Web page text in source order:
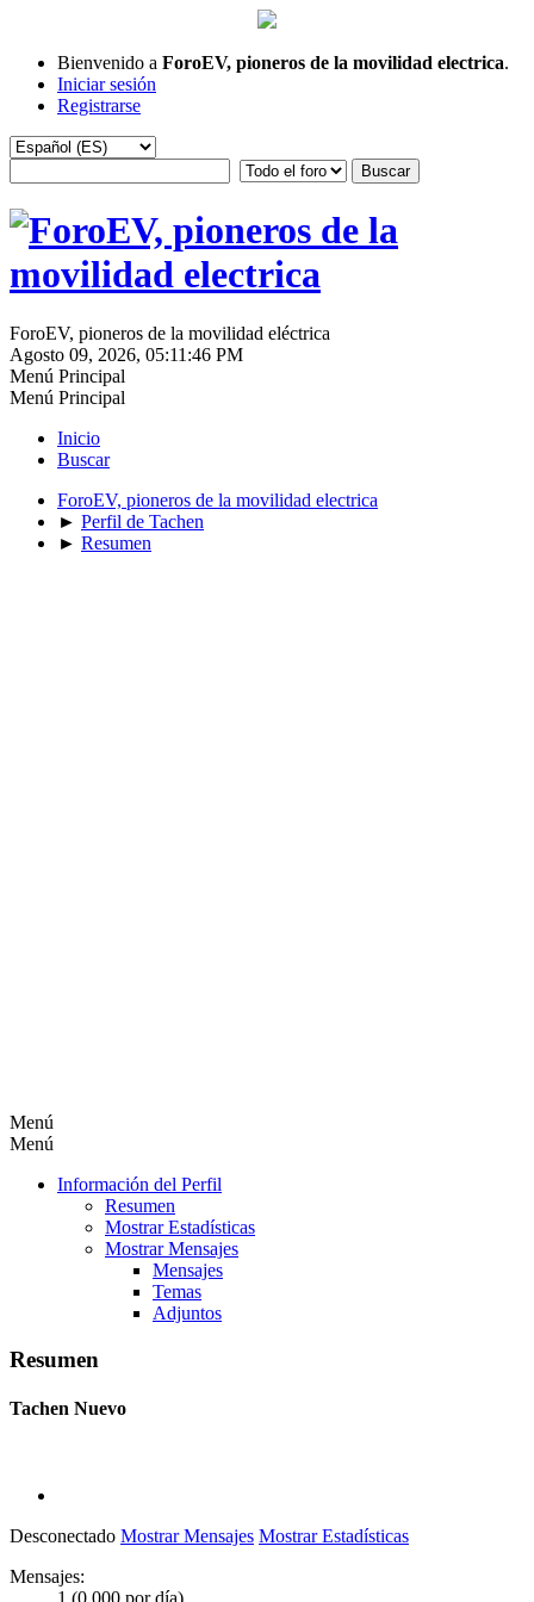
Bienvenido a ForoEV, pioneros de la movilidad electrica.
Iniciar sesión
Registrarse
ForoEV, pioneros de la movilidad eléctrica
Agosto 09, 2026, 05:11:46 PM
Menú Principal
Menú Principal
Inicio
Buscar
ForoEV, pioneros de la movilidad electrica
► Perfil de Tachen
► Resumen
Menú
Menú
Información del Perfil
Resumen
Mostrar Estadísticas
Mostrar Mensajes
Mensajes
Temas
Adjuntos
Resumen
Tachen Nuevo
Desconectado Mostrar Mensajes Mostrar Estadísticas
Mensajes: